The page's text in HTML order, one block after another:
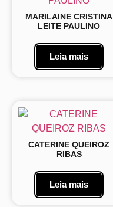
MARILAINE CRISTINA
LEITE PAULINO
Leia mais
CATERINE QUEIROZ
RIBAS
Leia mais